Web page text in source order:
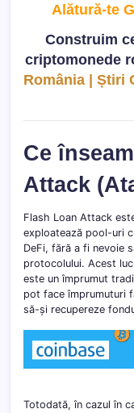
Alătură-te
Construim
criptomonede
România | Știri
Ce
Attack
Flash Loan Attack
exploatează pool-uri
DeFi, fără a fi nevoie
protocolului. Acest
este un împrumut
pot face împrumuturi
să-și recupereze
Totodată, în cazul în